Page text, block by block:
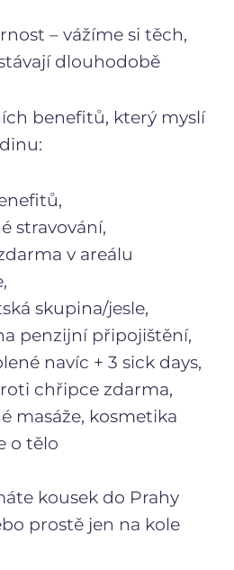
– vážíme si těch,
dlouhodobě
benefitů, který myslí
stravování,
v areálu
skupina/jesle,
penzijní připojištění,
navíc + 3 sick days,
chřipce zdarma,
masáže, kosmetika
o tělo
kousek do Prahy
prostě jen na kole